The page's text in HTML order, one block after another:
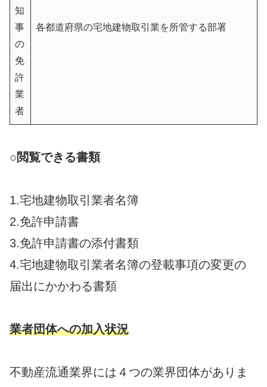
知
事
の
免
許
業
者
各都道府県の宅地建物取引業を所管する部署
○閲覧できる書類
1.宅地建物取引業者名簿
2.免許申請書
3.免許申請書の添付書類
4.宅地建物取引業者名簿の登載事項の変更の
届出にかかわる書類
業者団体への加入状況
不動産流通業界には４つの業界団体がありま